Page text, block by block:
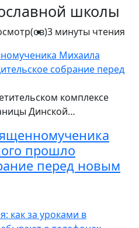
школы
3 минуты чтения
комплексе
Динской…
прошло
перед новым